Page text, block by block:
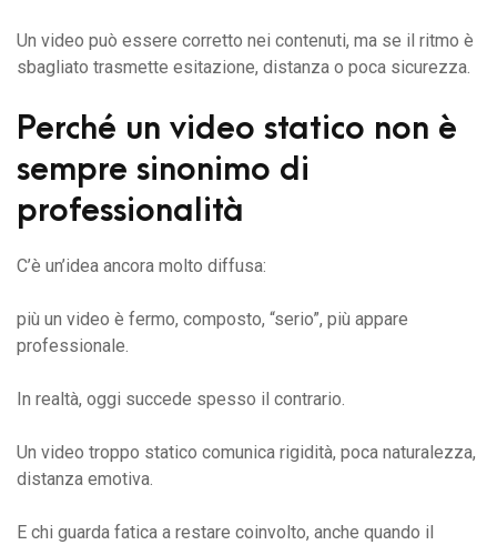
Un video può essere corretto nei contenuti, ma se il ritmo è
sbagliato trasmette esitazione, distanza o poca sicurezza.
Perché un video statico non è
sempre sinonimo di
professionalità
C’è un’idea ancora molto diffusa:
più un video è fermo, composto, “serio”, più appare
professionale.
In realtà, oggi succede spesso il contrario.
Un video troppo statico comunica rigidità, poca naturalezza,
distanza emotiva.
E chi guarda fatica a restare coinvolto, anche quando il